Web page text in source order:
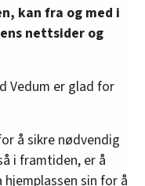
kan fra og med i
nettsider og
Vedum er glad for
å sikre nødvendig
i framtiden, er å
sin for å